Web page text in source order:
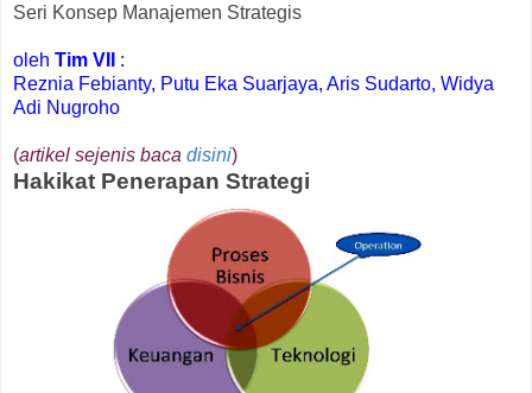
Seri Konsep Manajemen Strategis
oleh Tim VII
:
Reznia Febianty, Putu Eka Suarjaya, Aris Sudarto, Widya
Adi Nugroho
(artikel sejenis baca disini)
Hakikat Penerapan Strategi